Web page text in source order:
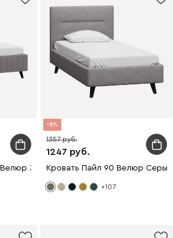
Зеленый
8
1247
1357
Кровать Пайл 90 Велюр Серый
+107